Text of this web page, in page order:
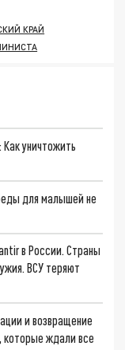
КРАЙ
уничтожить
для малышей не
в России. Страны
ВСУ теряют
и возвращение
которые ждали все